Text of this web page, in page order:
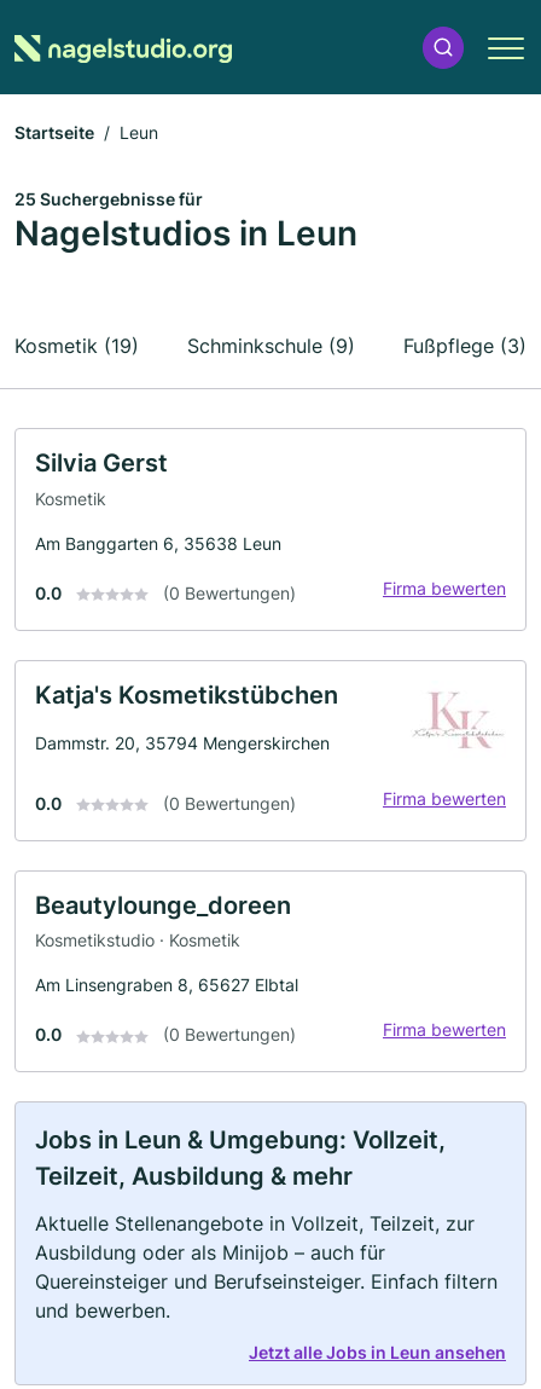
Startseite Leun
25 Suchergebnisse für
Nagelstudios in Leun
Kosmetik (19) Schminkschule (9) Fußpflege (3)
Silvia Gerst
Kosmetik
Am Banggarten 6, 35638 Leun
0.0 (0 Bewertungen) Firma bewerten
Katja's Kosmetikstübchen
Dammstr. 20, 35794 Mengerskirchen
0.0 (0 Bewertungen) Firma bewerten
Beautylounge_doreen
Kosmetikstudio · Kosmetik
Am Linsengraben 8, 65627 Elbtal
0.0 (0 Bewertungen) Firma bewerten
Jobs in Leun & Umgebung: Vollzeit,
Teilzeit, Ausbildung & mehr
Aktuelle Stellenangebote in Vollzeit, Teilzeit, zur
Ausbildung oder als Minijob – auch für
Quereinsteiger und Berufseinsteiger. Einfach filtern
und bewerben.
Jetzt alle Jobs in Leun ansehen